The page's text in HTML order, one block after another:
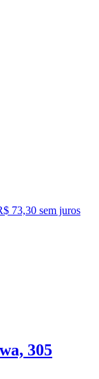
73,30 sem juros
305